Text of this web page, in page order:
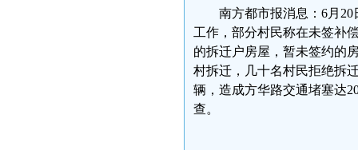
南方都市报消息：6月
工作，部分村民称在未签补
的拆迁户房屋，暂未签约的
村拆迁，几十名村民拒绝拆
辆，造成方华路交通堵塞达
查。